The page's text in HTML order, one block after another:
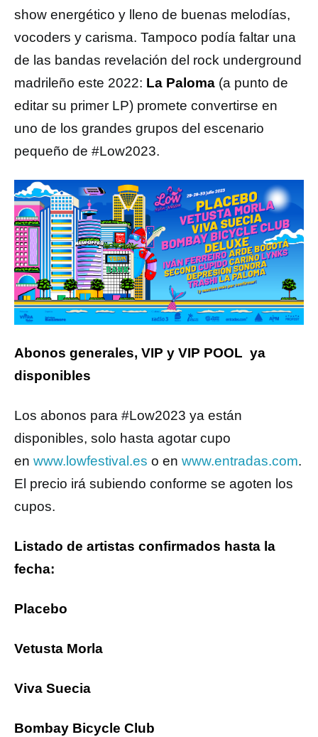
show energético y lleno de buenas melodías,
vocoders y carisma. Tampoco podía faltar una
de las bandas revelación del rock underground
madrileño este 2022: La Paloma (a punto de
editar su primer LP) promete convertirse en
uno de los grandes grupos del escenario
pequeño de #Low2023.
Abonos generales, VIP y VIP POOL ya
disponibles
Los abonos para #Low2023 ya están
disponibles, solo hasta agotar cupo
en www.lowfestival.es o en www.entradas.com.
El precio irá subiendo conforme se agoten los
cupos.
Listado de artistas confirmados hasta la
fecha:
Placebo
Vetusta Morla
Viva Suecia
Bombay Bicycle Club